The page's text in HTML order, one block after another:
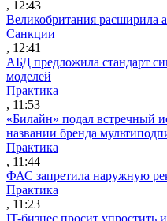
, 12:43
Великобритания расширила
Санкции
, 12:41
АБД предложила стандарт
моделей
Практика
, 11:53
«Билайн» подал встречный
названии бренда
Практика
, 11:44
ФАС запретила наружную
Практика
, 11:23
IT-бизнес просит упростить